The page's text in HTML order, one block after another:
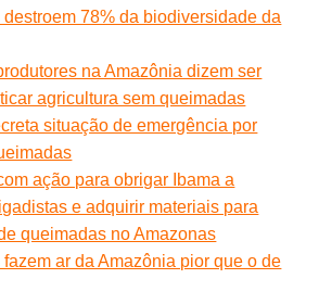
78% da biodiversidade da
na Amazônia dizem ser
agricultura sem queimadas
situação de emergência por
ação para obrigar Ibama a
e adquirir materiais para
queimadas no Amazonas
ar da Amazônia pior que o de